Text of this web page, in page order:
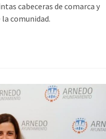
cabeceras de comarca y
comunidad.